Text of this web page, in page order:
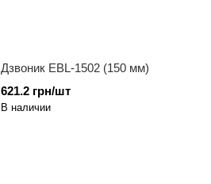
Дзвоник EBL-1502 (150 мм)
621.2 грн/шт
В наличии